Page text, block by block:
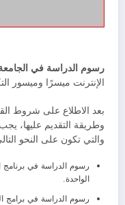
رسوم الدراسة في الجامعة
الإنترنت ميسرًا وميسور
بعد الاطلاع على شروط
وطريقة التقديم عليها،
والتي تكون على النحو
الواحدة.